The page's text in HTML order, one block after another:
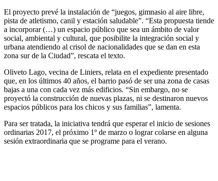
El proyecto prevé la instalación de “juegos, gimnasio al aire libre,
pista de atletismo, canil y estación saludable”. “Esta propuesta tiende
a incorporar (…) un espacio público que sea un ámbito de valor
social, ambiental y cultural, que posibilite la integración social y
urbana atendiendo al crisol de nacionalidades que se dan en esta
zona sur de la Ciudad”, rescata el texto.
Oliveto Lago, vecina de Liniers, relata en el expediente presentado
que, en los últimos 40 años, el barrio pasó de ser una zona de casas
bajas a una con cada vez más edificios. “Sin embargo, no se
proyectó la construcción de nuevas plazas, ni se destinaron nuevos
espacios públicos para los chicos y sus familias”, lamenta.
Para ser tratada, la iniciativa tendrá que esperar el inicio de sesiones
ordinarias 2017, el próximo 1º de marzo o lograr colarse en alguna
sesión extraordinaria que se programe para el verano.